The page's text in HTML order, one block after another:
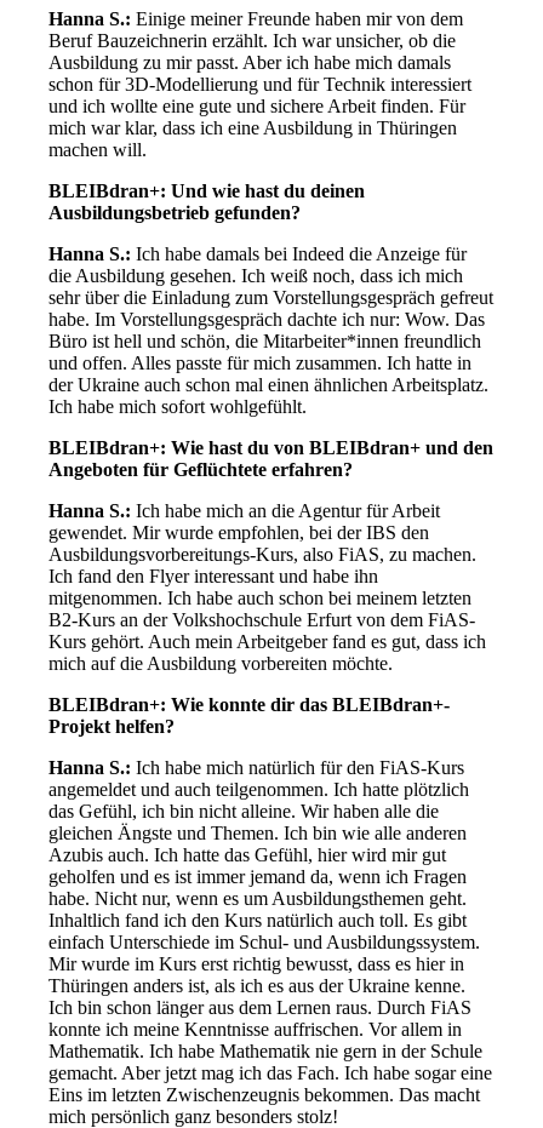
Hanna S.: Einige meiner Freunde haben mir von dem
Beruf Bauzeichnerin erzählt. Ich war unsicher, ob die
Ausbildung zu mir passt. Aber ich habe mich damals
schon für 3D-Modellierung und für Technik interessiert
und ich wollte eine gute und sichere Arbeit finden. Für
mich war klar, dass ich eine Ausbildung in Thüringen
machen will.
BLEIBdran+: Und wie hast du deinen
Ausbildungsbetrieb gefunden?
Hanna S.: Ich habe damals bei Indeed die Anzeige für
die Ausbildung gesehen. Ich weiß noch, dass ich mich
sehr über die Einladung zum Vorstellungsgespräch gefreut
habe. Im Vorstellungsgespräch dachte ich nur: Wow. Das
Büro ist hell und schön, die Mitarbeiter*innen freundlich
und offen. Alles passte für mich zusammen. Ich hatte in
der Ukraine auch schon mal einen ähnlichen Arbeitsplatz.
Ich habe mich sofort wohlgefühlt.
BLEIBdran+: Wie hast du von BLEIBdran+ und den
Angeboten für Geflüchtete erfahren?
Hanna S.: Ich habe mich an die Agentur für Arbeit
gewendet. Mir wurde empfohlen, bei der IBS den
Ausbildungsvorbereitungs-Kurs, also FiAS, zu machen.
Ich fand den Flyer interessant und habe ihn
mitgenommen. Ich habe auch schon bei meinem letzten
B2-Kurs an der Volkshochschule Erfurt von dem FiAS-
Kurs gehört. Auch mein Arbeitgeber fand es gut, dass ich
mich auf die Ausbildung vorbereiten möchte.
BLEIBdran+: Wie konnte dir das BLEIBdran+-
Projekt helfen?
Hanna S.: Ich habe mich natürlich für den FiAS-Kurs
angemeldet und auch teilgenommen. Ich hatte plötzlich
das Gefühl, ich bin nicht alleine. Wir haben alle die
gleichen Ängste und Themen. Ich bin wie alle anderen
Azubis auch. Ich hatte das Gefühl, hier wird mir gut
geholfen und es ist immer jemand da, wenn ich Fragen
habe. Nicht nur, wenn es um Ausbildungsthemen geht.
Inhaltlich fand ich den Kurs natürlich auch toll. Es gibt
einfach Unterschiede im Schul- und Ausbildungssystem.
Mir wurde im Kurs erst richtig bewusst, dass es hier in
Thüringen anders ist, als ich es aus der Ukraine kenne.
Ich bin schon länger aus dem Lernen raus. Durch FiAS
konnte ich meine Kenntnisse auffrischen. Vor allem in
Mathematik. Ich habe Mathematik nie gern in der Schule
gemacht. Aber jetzt mag ich das Fach. Ich habe sogar eine
Eins im letzten Zwischenzeugnis bekommen. Das macht
mich persönlich ganz besonders stolz!